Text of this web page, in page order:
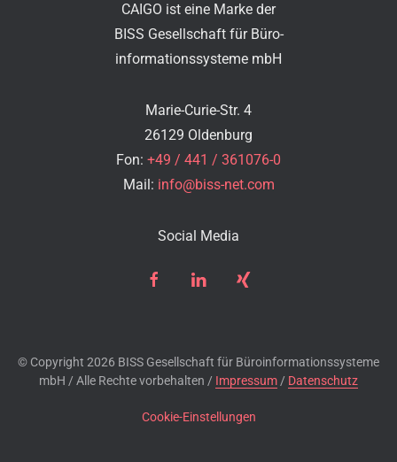
CAIGO ist eine Marke der
BISS Gesellschaft für Büro-
informationssysteme mbH
Marie-Curie-Str. 4
26129 Oldenburg
Fon: +49 / 441 / 361076-0
Mail: info@biss-net.com
Social Media
© Copyright 2026 BISS Gesellschaft für Büroinformationssysteme
mbH / Alle Rechte vorbehalten / Impressum/ Datenschutz
Cookie-Einstellungen